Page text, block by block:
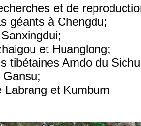
et de
géants à Chengdu;
et Huanglong;
tibétaines Amdo du
Gansu;
Labrang et Kumbum